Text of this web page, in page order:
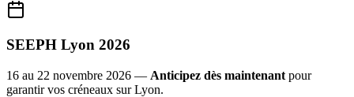
SEEPH Lyon 2026
16 au 22 novembre 2026 — Anticipez dès maintenant pour
garantir vos créneaux sur Lyon.